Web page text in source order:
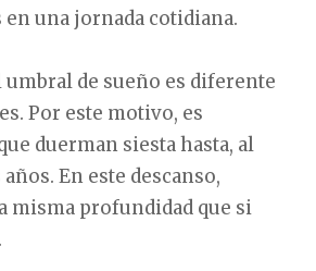
una jornada cotidiana.
de sueño es diferente
Por este motivo, es
duerman siesta hasta, al
En este descanso,
misma profundidad que si